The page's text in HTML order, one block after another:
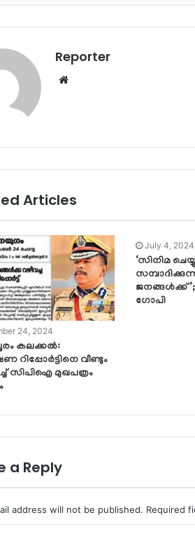
Reporter
Website
Articles
24, 2024
കലക്കല്‍:
റിപ്പോര്‍ട്ടിനെ വീണ്ടും
സിപിഐ മുഖപത്രം
July 4, 2024
‘സിനിമ
ജനങ്ങള്‍ക്ക്’;
ഗോപി
a Reply
address will not be published. Required